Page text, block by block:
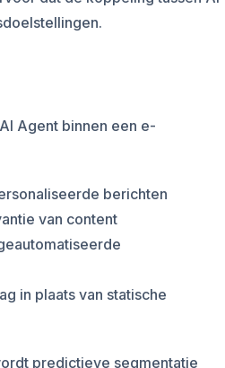
Agent binnen een e-
berichten
van content
in plaats van statische
predictieve segmentatie